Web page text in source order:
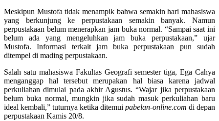
Meskipun Mustofa tidak menampik bahwa semakin hari mahasiswa
yang berkunjung ke perpustakaan semakin banyak. Namun
perpustakaan belum menerapkan jam buka normal. “Sampai saat ini
belum ada yang mengeluhkan jam buka perpustakaan,” ujar
Mustofa. Informasi terkait jam buka perpustakaan pun sudah
ditempel di mading perpustakaan.
Salah satu mahasiswa Fakultas Geografi semester tiga, Ega Cahya
menganggap hal tersebut merupakan hal biasa karena jadwal
perkuliahan dimulai pada akhir Agustus. “Wajar jika perpustakaan
belum buka normal, mungkin jika sudah masuk perkuliahan baru
ideal kembali,” tuturnya ketika ditemui pabelan-online.com di depan
perpustakaan Kamis 20/8.